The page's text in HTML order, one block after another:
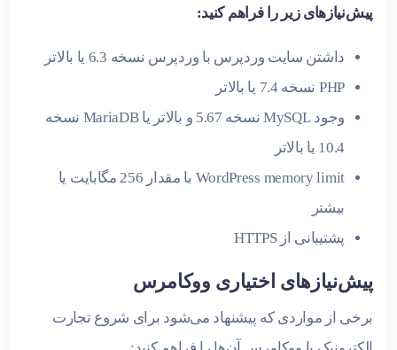
پیش‌نیازهای زیر را فراهم کنید:
داشتن سایت وردپرس با وردپرس نسخه 6.3 یا بالاتر
PHP نسخه 7.4 یا بالاتر
وجود MySQL نسخه 5.67 و بالاتر یا MariaDB نسخه
10.4 یا بالاتر
WordPress memory limit با مقدار 256 مگابایت یا
بیشتر
پشتیبانی از HTTPS
پیش‌نیازهای اختیاری ووکامرس
برخی از مواردی که پیشنهاد می‌شود برای شروع تجارت